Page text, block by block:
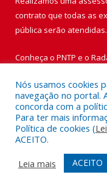
contrato que todas as
pública serão atendidas.
Conheça o PNTP e o
Todos os direitos
Mapa do Site
Acessar Webmail
Nós usamos cookies
navegação no portal.
concorda com a
Para ter mais
Política de cookies (
ACEITO.
Leia mais
ACEITO